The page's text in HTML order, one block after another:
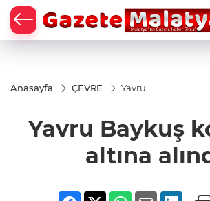
Anasayfa ÇEVRE
Yavru
altına
alındı
Yavru Baykuş
altına